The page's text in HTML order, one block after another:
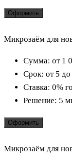
Оформить
Микрозаём для
Сумма: от 1
Срок: от 5
Ставка: 0%
Решение: 5
Оформить
Микрозаём для